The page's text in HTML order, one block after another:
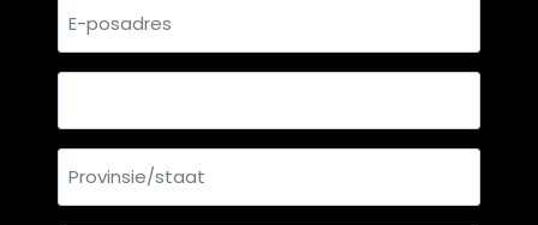
posadres
Provinsie/staat